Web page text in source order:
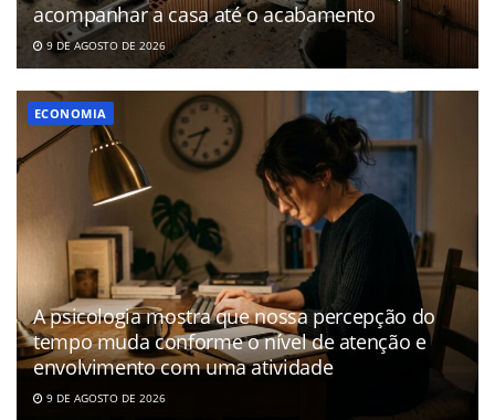
acompanhar a casa até o acabamento
9 DE AGOSTO DE 2026
ECONOMIA
A psicologia mostra que nossa percepção do
tempo muda conforme o nível de atenção e
envolvimento com uma atividade
9 DE AGOSTO DE 2026